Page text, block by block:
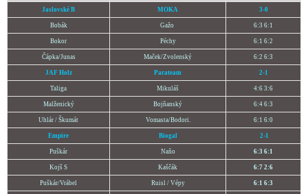
Jaslovské B MOKA 3-0
Bobák Gažo 6:3 6:1
Bokor Péchy 6:1 6:2
Čápka/Junas Maček/Zvolenský 6:2 6:3
JAF Holz Parateam 2-1
Taliga Mikuláš 4:6 3:6
Malženický Bojňanský 6:4 6:3
Uhlár / Škumát Vomasta/Bodori. 6:1 6:0
Empire Biogal 2-1
Puškár Naňo 6:3 6:1
Kojš S Kaščák 6:7 2:6
Puškár/Vrábel Ruisl / Vépy 6:1 6:3